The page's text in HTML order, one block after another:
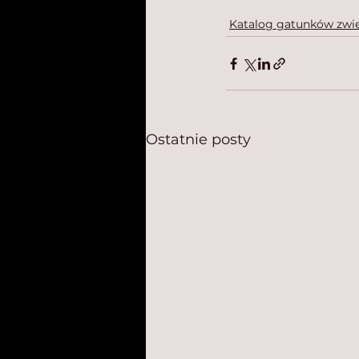
Katalog gatunków
Ostatnie posty